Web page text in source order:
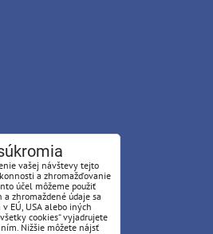
vašej návštevy tejto
a zhromažďovanie
účel môžeme použiť
zhromaždené údaje sa
EÚ, USA alebo iných
cookies“ vyjadrujete
Nižšie môžete nájsť